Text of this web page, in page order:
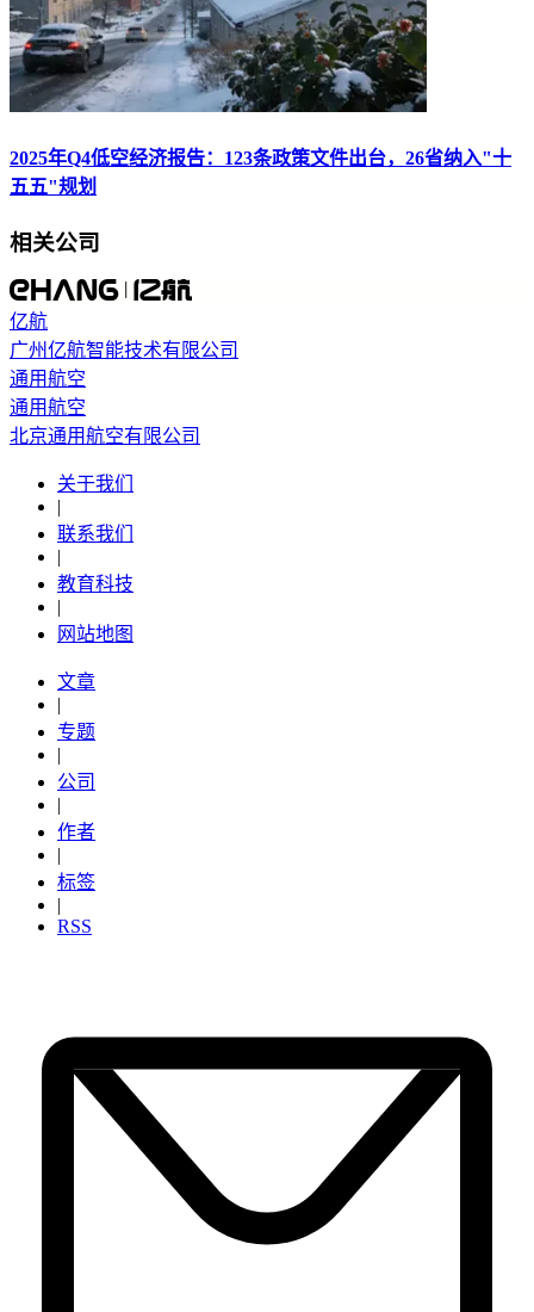
2025年Q4低空经济报告：123条政策文件出台，26省纳入"十
五五"规划
相关公司
亿航
广州亿航智能技术有限公司
通用航空
通用航空
北京通用航空有限公司
关于我们
|
联系我们
|
教育科技
|
网站地图
文章
|
专题
|
公司
|
作者
|
标签
|
RSS